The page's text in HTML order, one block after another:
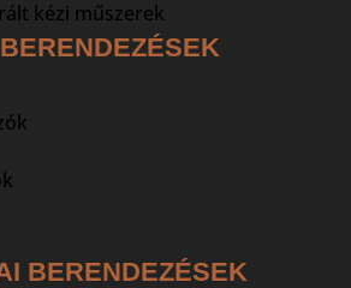
kézi műszerek
BERENDEZÉSEK